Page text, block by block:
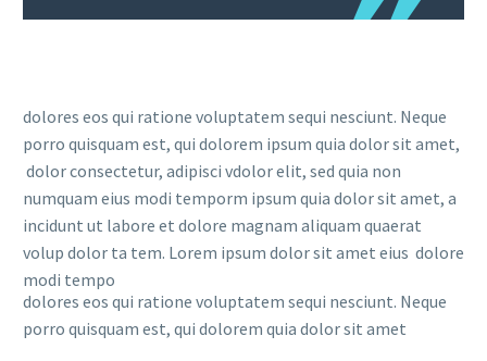
dolores eos qui ratione voluptatem sequi nesciunt. Neque
porro quisquam est, qui dolorem ipsum quia dolor sit amet,
dolor consectetur, adipisci vdolor elit, sed quia non
numquam eius modi temporm ipsum quia dolor sit amet, a
incidunt ut labore et dolore magnam aliquam quaerat
volup dolor ta tem. Lorem ipsum dolor sit amet eius dolore
modi tempo
dolores eos qui ratione voluptatem sequi nesciunt. Neque
porro quisquam est, qui dolorem quia dolor sit amet